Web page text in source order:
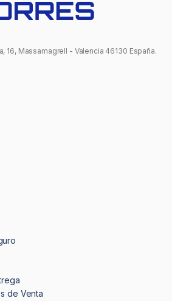
16, Massamagrell - Valencia 46130 España.
de Venta